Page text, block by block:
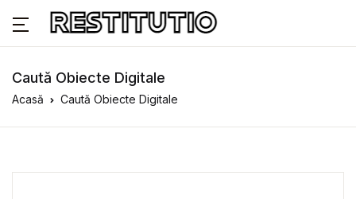
Caută Obiecte Digitale
Acasă Caută Obiecte Digitale